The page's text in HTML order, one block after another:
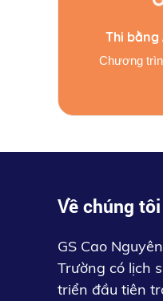
Thi bằng
Chương
Về chúng tôi
GS Cao
Trường có lịch
triển đầu tiên